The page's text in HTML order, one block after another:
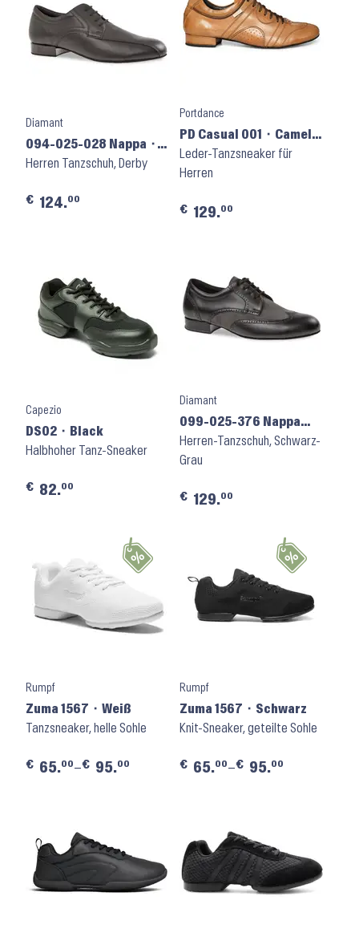
Diamant
094-025-028 Nappa ⬝
Schwarz
Herren Tanzschuh, Derby
€ 124.00
Portdance
PD Casual 001 ⬝ Camel
Leather
Leder-Tanzsneaker für
Herren
€ 129.00
Capezio
DS02 ⬝ Black
Halbhoher Tanz-Sneaker
€ 82.00
Diamant
099-025-376 Nappa
Velours
Herren-Tanzschuh, Schwarz-
Grau
€ 129.00
Rumpf
Zuma 1567 ⬝ Weiß
Tanzsneaker, helle Sohle
€ 65.00–€ 95.00
Rumpf
Zuma 1567 ⬝ Schwarz
Knit-Sneaker, geteilte Sohle
€ 65.00–€ 95.00